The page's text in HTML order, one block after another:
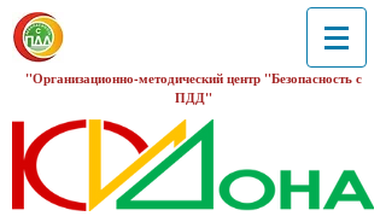
"Организационно-методический центр "Безопасность с
ПДД"